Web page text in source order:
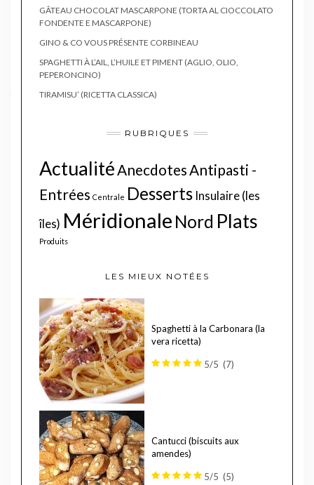
GÂTEAU CHOCOLAT MASCARPONE (TORTA AL CIOCCOLATO
FONDENTE E MASCARPONE)
GINO & CO VOUS PRÉSENTE CORBINEAU
SPAGHETTI À L’AIL, L’HUILE ET PIMENT (AGLIO, OLIO,
PEPERONCINO)
TIRAMISU’ (RICETTA CLASSICA)
RUBRIQUES
ActualitéAnecdotesAntipasti -
Entrées Centrale Desserts Insulaire (les
îles) Méridionale Nord Plats
Produits
LES MIEUX NOTÉES
Spaghetti à la Carbonara (la
vera ricetta)
5/5 (7)
Cantucci (biscuits aux
amendes)
5/5 (5)